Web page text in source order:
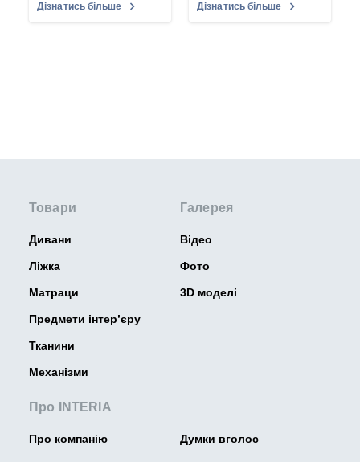
Дізнатись більше Дізнатись більше
Товари
Дивани
Ліжка
Матраци
Предмети інтер’єру
Тканини
Механізми
Про INTERIA
Про компанію Думки вголос
Галерея
Відео
Фото
3D моделі